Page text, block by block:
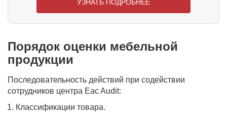
УЗНАТЬ ПОДРОБНЕЕ
Порядок оценки мебельной
продукции
Последовательность действий при содействии
сотрудников центра Eac Audit:
Классификации товара.